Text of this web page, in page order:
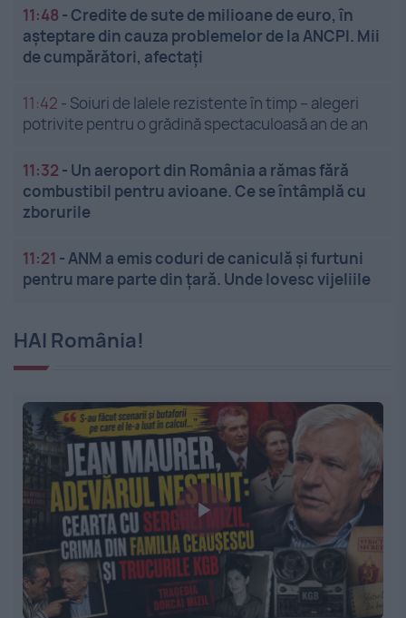
11:48 -Credite de sute de milioane de euro, în
așteptare din cauza problemelor de la ANCPI. Mii
de cumpărători, afectați
11:42 - Soiuri de lalele rezistente în timp – alegeri
potrivite pentru o grădină spectaculoasă an de an
11:32 - Un aeroport din România a rămas fără
combustibil pentru avioane. Ce se întâmplă cu
zborurile
11:21 -ANM a emis coduri de caniculă și furtuni
pentru mare parte din țară. Unde lovesc vijeliile
HAI România!